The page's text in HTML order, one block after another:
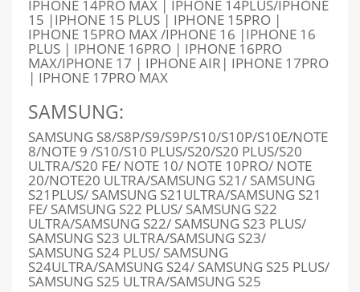
IPHONE 14PRO MAX | IPHONE 14PLUS/IPHONE
15 |IPHONE 15 PLUS | IPHONE 15PRO |
IPHONE 15PRO MAX /IPHONE 16 |IPHONE 16
PLUS | IPHONE 16PRO | IPHONE 16PRO
MAX/IPHONE 17 | IPHONE AIR| IPHONE 17PRO
| IPHONE 17PRO MAX
SAMSUNG:
SAMSUNG S8/S8P/S9/S9P/S10/S10P/S10E/NOTE
8/NOTE 9 /S10/S10 PLUS/S20/S20 PLUS/S20
ULTRA/S20 FE/ NOTE 10/ NOTE 10PRO/ NOTE
20/NOTE20 ULTRA/SAMSUNG S21/ SAMSUNG
S21PLUS/ SAMSUNG S21ULTRA/SAMSUNG S21
FE/ SAMSUNG S22 PLUS/ SAMSUNG S22
ULTRA/SAMSUNG S22/ SAMSUNG S23 PLUS/
SAMSUNG S23 ULTRA/SAMSUNG S23/
SAMSUNG S24 PLUS/ SAMSUNG
S24ULTRA/SAMSUNG S24/ SAMSUNG S25 PLUS/
SAMSUNG S25 ULTRA/SAMSUNG S25